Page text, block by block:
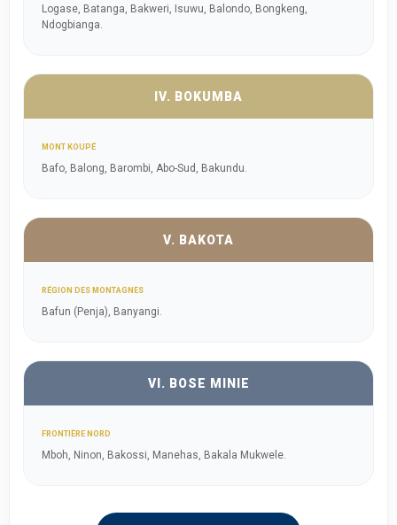
Logase, Batanga, Bakweri, Isuwu, Balondo, Bongkeng,
Ndogbianga.
IV. BOKUMBA
MONT KOUPÉ
Bafo, Balong, Barombi, Abo-Sud, Bakundu.
V. BAKOTA
RÉGION DES MONTAGNES
Bafun (Penja), Banyangi.
VI. BOSE MINIE
FRONTIÈRE NORD
Mboh, Ninon, Bakossi, Manehas, Bakala Mukwele.